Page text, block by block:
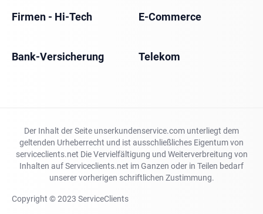
Firmen - Hi-Tech E-Commerce
Bank-Versicherung Telekom
Der Inhalt der Seite unserkundenservice.com unterliegt dem
geltenden Urheberrecht und ist ausschließliches Eigentum von
serviceclients.net Die Vervielfältigung und Weiterverbreitung von
Inhalten auf Serviceclients.net im Ganzen oder in Teilen bedarf
unserer vorherigen schriftlichen Zustimmung.
Copyright © 2023 ServiceClients